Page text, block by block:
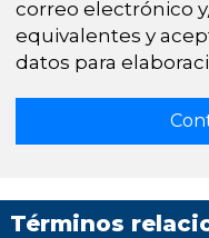
correo electrónico
equivalentes y
datos para
Términos